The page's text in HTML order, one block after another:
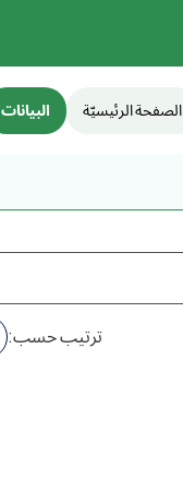
الصفحة الرئيسيّة البيانات
ترتيب حسب